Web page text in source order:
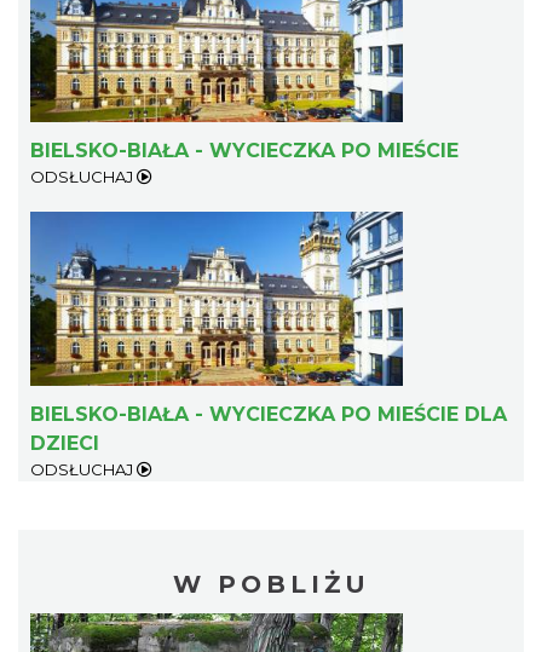
BIELSKO-BIAŁA - WYCIECZKA PO MIEŚCIE
ODSŁUCHAJ
BIELSKO-BIAŁA - WYCIECZKA PO MIEŚCIE DLA
DZIECI
ODSŁUCHAJ
W POBLIŻU